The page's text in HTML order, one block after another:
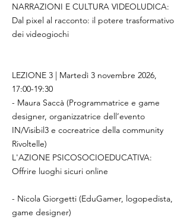
NARRAZIONI E CULTURA VIDEOLUDICA:
Dal pixel al racconto: il potere trasformativo
dei videogiochi
LEZIONE 3 | Martedì 3 novembre 2026,
17:00-19:30
- Maura Saccà (Programmatrice e game
designer, organizzatrice dell’evento
IN/Visibil3 e cocreatrice della community
Rivoltelle)
L'AZIONE PSICOSOCIOEDUCATIVA:
Offrire luoghi sicuri online
- Nicola Giorgetti (EduGamer, logopedista,
game designer)